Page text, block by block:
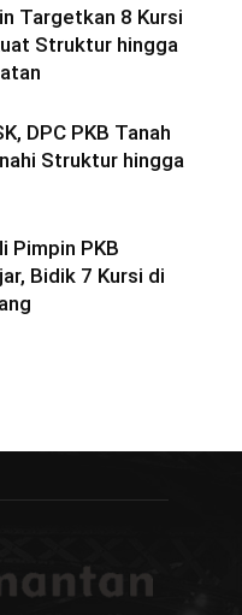
Targetkan 8 Kursi
Struktur hingga
DPC PKB Tanah
Struktur hingga
Pimpin PKB
Bidik 7 Kursi di